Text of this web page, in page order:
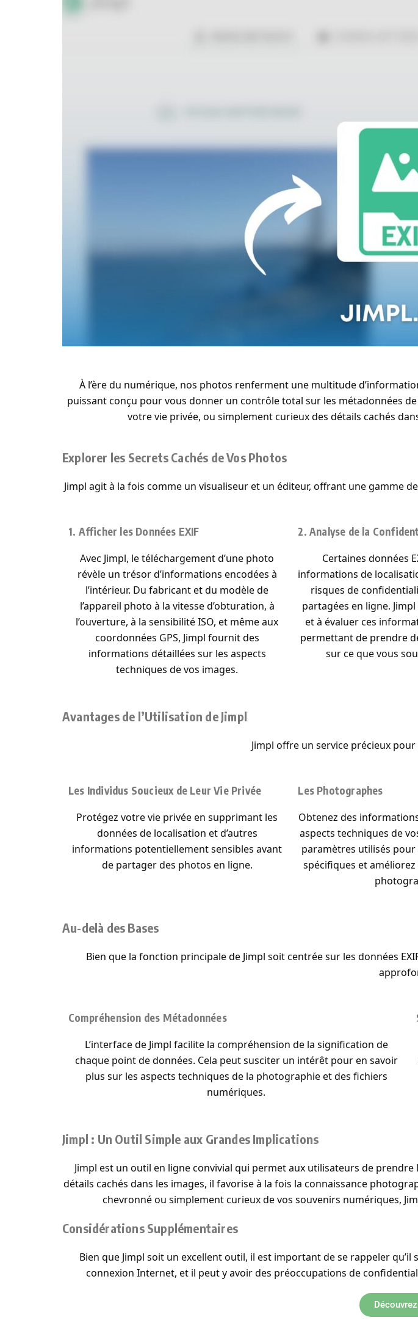
À l’ère du numérique, nos photos renferment une multitude
puissant conçu pour vous donner un contrôle total sur les métadonnées
votre vie privée, ou simplement curieux des détails cachés
Explorer les Secrets Cachés de Vos Photos
Jimpl agit à la fois comme un visualiseur et un éditeur, offrant une gamme
1. Afficher les Données EXIF
Avec Jimpl, le téléchargement d’une photo
révèle un trésor d’informations encodées à
l’intérieur. Du fabricant et du modèle de
l’appareil photo à la vitesse d’obturation, à
l’ouverture, à la sensibilité ISO, et même aux
coordonnées GPS, Jimpl fournit des
informations détaillées sur les aspects
techniques de vos images.
2. Analyse de la
Certaines données
informations de
risques de
partagées en ligne.
et à évaluer ces
permettant de prendre
sur ce que vous
Avantages de l’Utilisation de Jimpl
Jimpl offre un service précieux
Les Individus Soucieux de Leur Vie Privée
Protégez votre vie privée en supprimant les
données de localisation et d’autres
informations potentiellement sensibles avant
de partager des photos en ligne.
Les Photographes
Obtenez des
aspects techniques de
paramètres utilisés
spécifiques et
Au-delà des Bases
Bien que la fonction principale de Jimpl soit centrée sur les données
Compréhension des Métadonnées
L’interface de Jimpl facilite la compréhension de la signification de
chaque point de données. Cela peut susciter un intérêt pour en savoir
plus sur les aspects techniques de la photographie et des fichiers
numériques.
Jimpl : Un Outil Simple aux Grandes Implications
Jimpl est un outil en ligne convivial qui permet aux utilisateurs de
détails cachés dans les images, il favorise à la fois la connaissance
chevronné ou simplement curieux de vos souvenirs numériques,
Considérations Supplémentaires
Bien que Jimpl soit un excellent outil, il est important de se rappeler
connexion Internet, et il peut y avoir des préoccupations de